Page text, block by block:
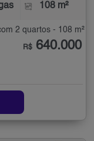
108 m²
2 quartos - 108 m²
R$ 640.000